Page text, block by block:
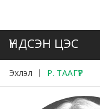
Эхлэл Р. ТААГҮР